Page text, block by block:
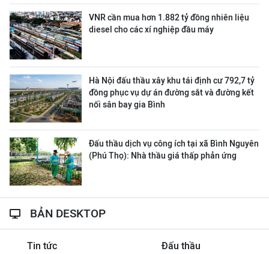
VNR cần mua hơn 1.882 tỷ đồng nhiên liệu
diesel cho các xí nghiệp đầu máy
Hà Nội đấu thầu xây khu tái định cư 792,7 tỷ
đồng phục vụ dự án đường sắt và đường kết
nối sân bay gia Bình
Đấu thầu dịch vụ công ích tại xã Bình Nguyên
(Phú Thọ): Nhà thầu giá thấp phản ứng
BẢN DESKTOP
Tin tức Đấu thầu